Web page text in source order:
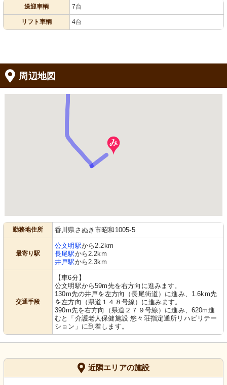
送迎車輌 7台
リフト車輌 4台
周辺地図
勤務地住所 香川県さぬき市昭和1005-5
最寄り駅
公文明駅から2.2km
長尾駅から2.2km
井戸駅から2.3km
交通手段
【車6分】
公文明駅から59m先を右方向に進みます。
130m先の井戸を左方向（長尾街道）に進み、1.6km先
を左方向（県道１４８号線）に進みます。
390m先を右方向（県道２７９号線）に進み、620m進
むと「介護老人保健施設 悠々荘指定通所リハビリテー
ション」に到着します。
近隣エリアの施設